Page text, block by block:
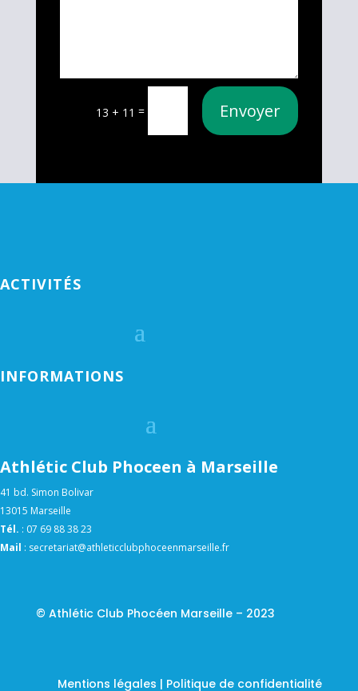
13 + 11 = Envoyer
ACTIVITÉS
INFORMATIONS
Athlétic Club Phoceen à Marseille
41 bd. Simon Bolivar
13015 Marseille
Tél. : 07 69 88 38 23
Mail : secretariat@athleticclubphoceenmarseille.fr
© Athlétic Club Phocéen Marseille – 2023
Mentions légales | Politique de confidentialité